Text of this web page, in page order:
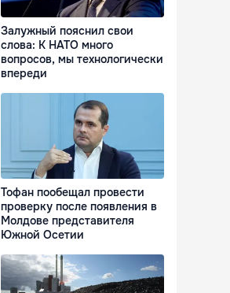
Залужный пояснил свои
слова: К НАТО много
вопросов, мы технологически
впереди
Тофан пообещал провести
проверку после появления в
Молдове представителя
Южной Осетии